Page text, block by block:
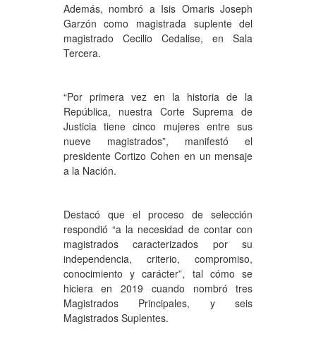
Además, nombró a Isis Omaris Joseph
Garzón como magistrada suplente del
magistrado Cecilio Cedalise, en Sala
Tercera.
“Por primera vez en la historia de la
República, nuestra Corte Suprema de
Justicia tiene cinco mujeres entre sus
nueve magistrados”, manifestó el
presidente Cortizo Cohen en un mensaje
a la Nación.
Destacó que el proceso de selección
respondió “a la necesidad de contar con
magistrados caracterizados por su
independencia, criterio, compromiso,
conocimiento y carácter”, tal cómo se
hiciera en 2019 cuando nombró tres
Magistrados Principales, y seis
Magistrados Suplentes.